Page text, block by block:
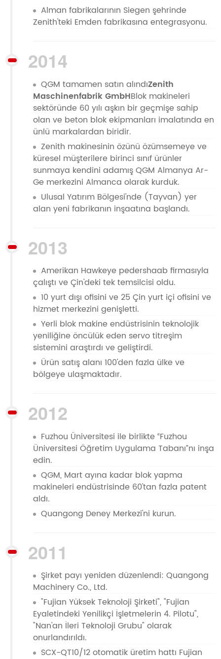
Alman fabrikalarının Siegen şehrinde
Zenith'teki Emden fabrikasına entegrasyonu.
2014
QGM tamamen satın alındıZenith
Maschinenfabrik GmbHBlok makineleri
sektöründe 60 yılı aşkın bir geçmişe sahip
olan ve beton blok ekipmanları imalatında en
ünlü markalardan biridir.
Zenith makinesinin özünü özümsemeye ve
küresel müşterilere birinci sınıf ürünler
sunmaya kendini adamış QGM Almanya Ar-
Ge merkezini Almanca olarak kurduk.
Ulusal Yatırım Bölgesi'nde (Tayvan) yer
alan yeni fabrikanın inşaatına başlandı.
2013
Amerikan Hawkeye pedershaab firmasıyla
çalıştı ve Çin'deki tek temsilcisi oldu.
10 yurt dışı ofisini ve 25 Çin yurt içi ofisini ve
hizmet merkezini genişletti.
Yerli blok makine endüstrisinin teknolojik
yeniliğine öncülük eden servo titreşim
sistemini araştırdı ve geliştirdi.
Ürün satış alanı 100'den fazla ülke ve
bölgeye ulaşmaktadır.
2012
Fuzhou Üniversitesi ile birlikte “Fuzhou
Üniversitesi Öğretim Uygulama Tabanı”nı inşa
edin.
QGM, Mart ayına kadar blok yapma
makineleri endüstrisinde 60'tan fazla patent
aldı.
Quangong Deney Merkezi'ni kurun.
2011
Şirket payı yeniden düzenlendi: Quangong
Machinery Co., Ltd.
"Fujian Yüksek Teknoloji Şirketi", "Fujian
Eyaletindeki Yenilikçi İşletmelerin 4. Pilotu",
"Nan'an İleri Teknoloji Grubu" olarak
onurlandırıldı.
SCX-QT10/12 otomatik üretim hattı Fujian